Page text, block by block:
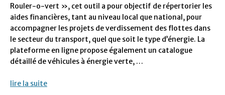
Rouler-o-vert », cet outil a pour objectif de répertorier les
aides financières, tant au niveau local que national, pour
accompagner les projets de verdissement des flottes dans
le secteur du transport, quel que soit le type d’énergie. La
plateforme en ligne propose également un catalogue
détaillé de véhicules à énergie verte, …
lire la suite